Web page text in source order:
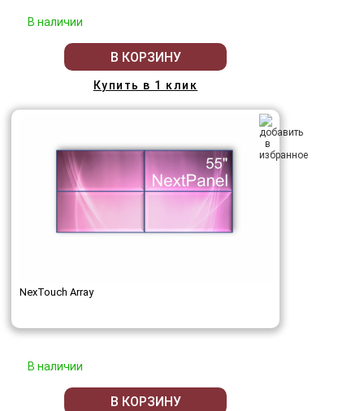
В наличии
В КОРЗИНУ
Купить в 1 клик
NexTouch Array
В наличии
В КОРЗИНУ